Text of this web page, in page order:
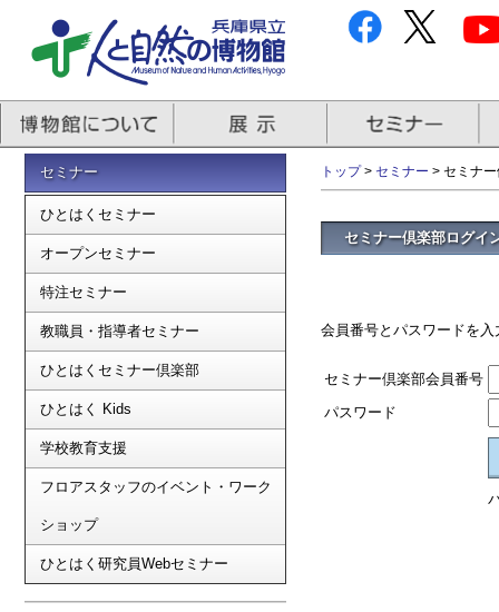
セミナー
ひとはくセミナー
オープンセミナー
特注セミナー
教職員・指導者セミナー
ひとはくセミナー倶楽部
ひとはく Kids
学校教育支援
フロアスタッフのイベント・ワーク
ショップ
ひとはく研究員Webセミナー
トップ> セミナー > セミナ
セミナー倶楽部ログイ
会員番号とパスワードを
セミナー倶楽部会員番号
パスワード